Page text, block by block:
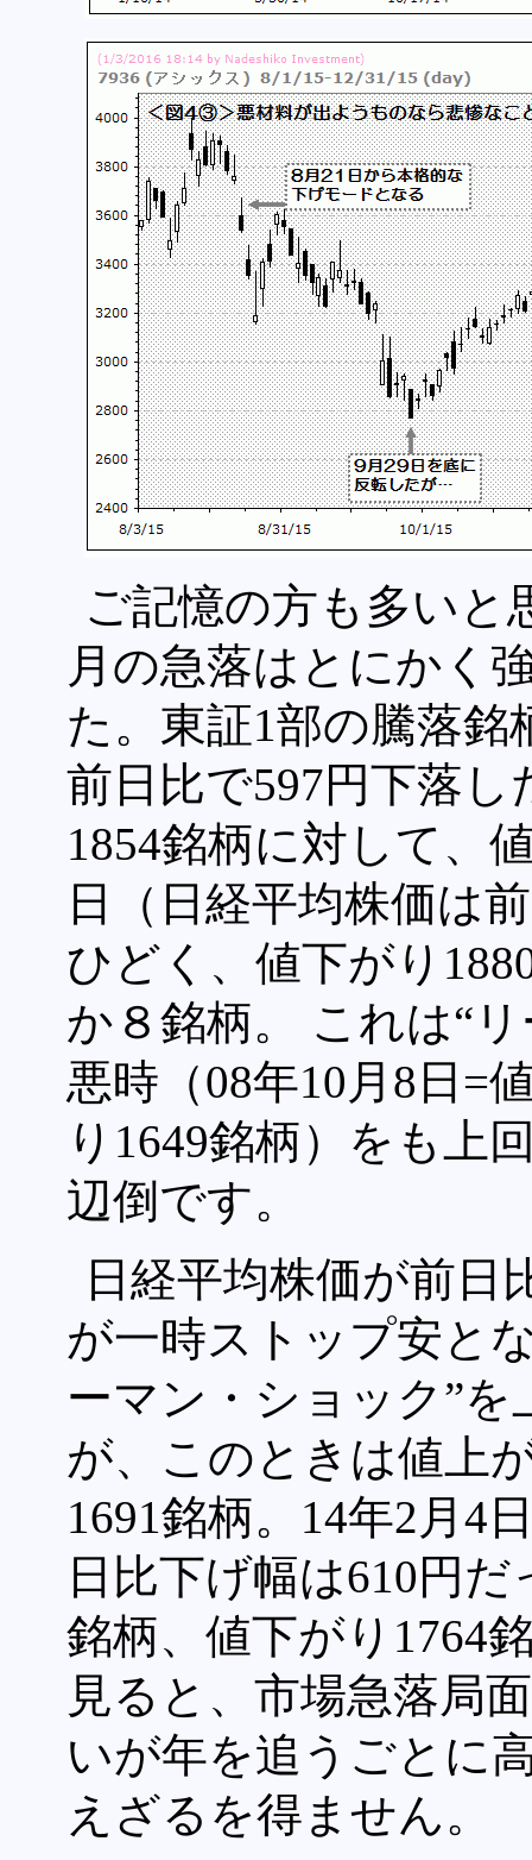
ご記憶の方も多いと
月の急落はとにかく
た。東証1部の騰落銘
前日比で597円下落
1854銘柄に対して、
日（日経平均株価は
ひどく、値下がり
か８銘柄。 これは“
悪時（08年10月8日=
り1649銘柄）をも上
辺倒です。
日経平均株価が前日
が一時ストップ安と
ーマン・ショック”
が、このときは値上
1691銘柄。14年2月4
日比下げ幅は610円
銘柄、値下がり1764
見ると、市場急落局
いが年を追うごとに
えざるを得ません。